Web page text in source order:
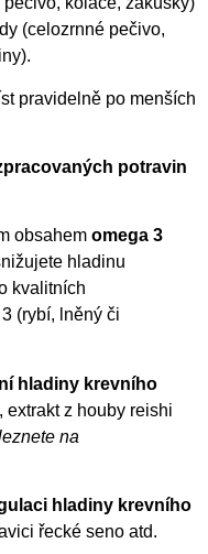
(celozrnné pečivo,
pravidelně po menších
potravin
obsahem omega 3
hladinu
kvalitních
(rybí, lněný či
hladiny krevního
z houby reishi
na
hladiny krevního
řecké seno atd.